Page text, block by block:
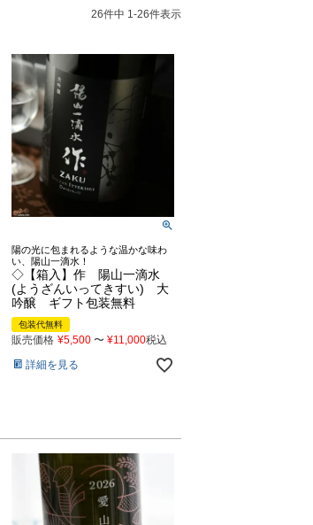
26件中 1-26件表示
陽の光に包まれるような温かな味わ
い、陽山一滴水！
◇【箱入】作 陽山一滴水
(ようざんいってきすい) 大
吟醸 ギフト包装無料
包装代無料
販売価格 ¥5,500 〜 ¥11,000税込
詳細を見る